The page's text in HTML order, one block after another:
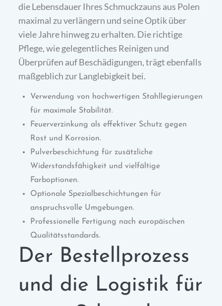
die Lebensdauer Ihres Schmuckzauns aus Polen
maximal zu verlängern und seine Optik über
viele Jahre hinweg zu erhalten. Die richtige
Pflege, wie gelegentliches Reinigen und
Überprüfen auf Beschädigungen, trägt ebenfalls
maßgeblich zur Langlebigkeit bei.
Verwendung von hochwertigen Stahllegierungen
für maximale Stabilität.
Feuerverzinkung als effektiver Schutz gegen
Rost und Korrosion.
Pulverbeschichtung für zusätzliche
Widerstandsfähigkeit und vielfältige
Farboptionen.
Optionale Spezialbeschichtungen für
anspruchsvolle Umgebungen.
Professionelle Fertigung nach europäischen
Qualitätsstandards.
Der Bestellprozess
und die Logistik für